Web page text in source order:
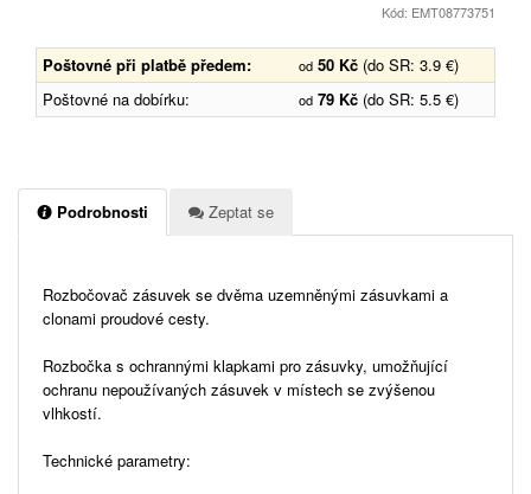
Kód: EMT08773751
Poštovné při platbě předem: od 50 Kč (do SR: 3.9 €)
Poštovné na dobírku:
od 79 Kč (do SR: 5.5 €)
Podrobnosti Zeptat se
Rozbočovač zásuvek se dvěma uzemněnými zásuvkami a
clonami proudové cesty.
Rozbočka s ochrannými klapkami pro zásuvky, umožňující
ochranu nepoužívaných zásuvek v místech se zvýšenou
vlhkostí.
Technické parametry: